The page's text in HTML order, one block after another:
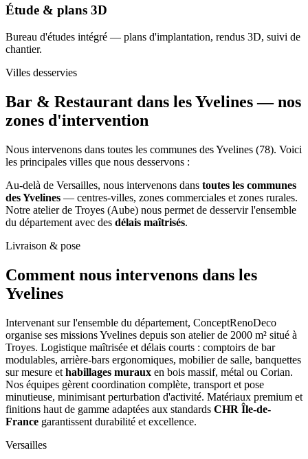
Étude & plans 3D
Bureau d'études intégré — plans d'implantation, rendus 3D, suivi de
chantier.
Villes desservies
Bar & Restaurant dans les Yvelines —nos
zones d'intervention
Nous intervenons dans toutes les communes des Yvelines (78). Voici
les principales villes que nous desservons :
Au-delà de Versailles, nous intervenons dans toutes les communes
des Yvelines — centres-villes, zones commerciales et zones rurales.
Notre atelier de Troyes (Aube) nous permet de desservir l'ensemble
du département avec des délais maîtrisés.
Livraison & pose
Comment nous intervenons dans les
Yvelines
Intervenant sur l'ensemble du département, ConceptRenoDeco
organise ses missions Yvelines depuis son atelier de 2000 m² situé à
Troyes. Logistique maîtrisée et délais courts : comptoirs de bar
modulables, arrière-bars ergonomiques, mobilier de salle, banquettes
sur mesure et habillages muraux en bois massif, métal ou Corian.
Nos équipes gèrent coordination complète, transport et pose
minutieuse, minimisant perturbation d'activité. Matériaux premium et
finitions haut de gamme adaptées aux standards CHR Île-de-
France garantissent durabilité et excellence.
Versailles